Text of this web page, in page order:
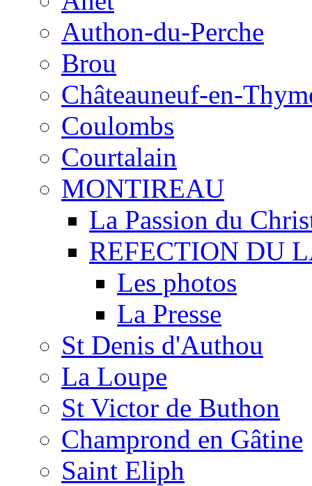
Authon-du-Perche
Brou
Châteauneuf-en-
Coulombs
Courtalain
MONTIREAU
La Passion du
REFECTION DU
Les photos
La Presse
St Denis d'Authou
La Loupe
St Victor de Buthon
Champrond en Gâtine
Saint Eliph